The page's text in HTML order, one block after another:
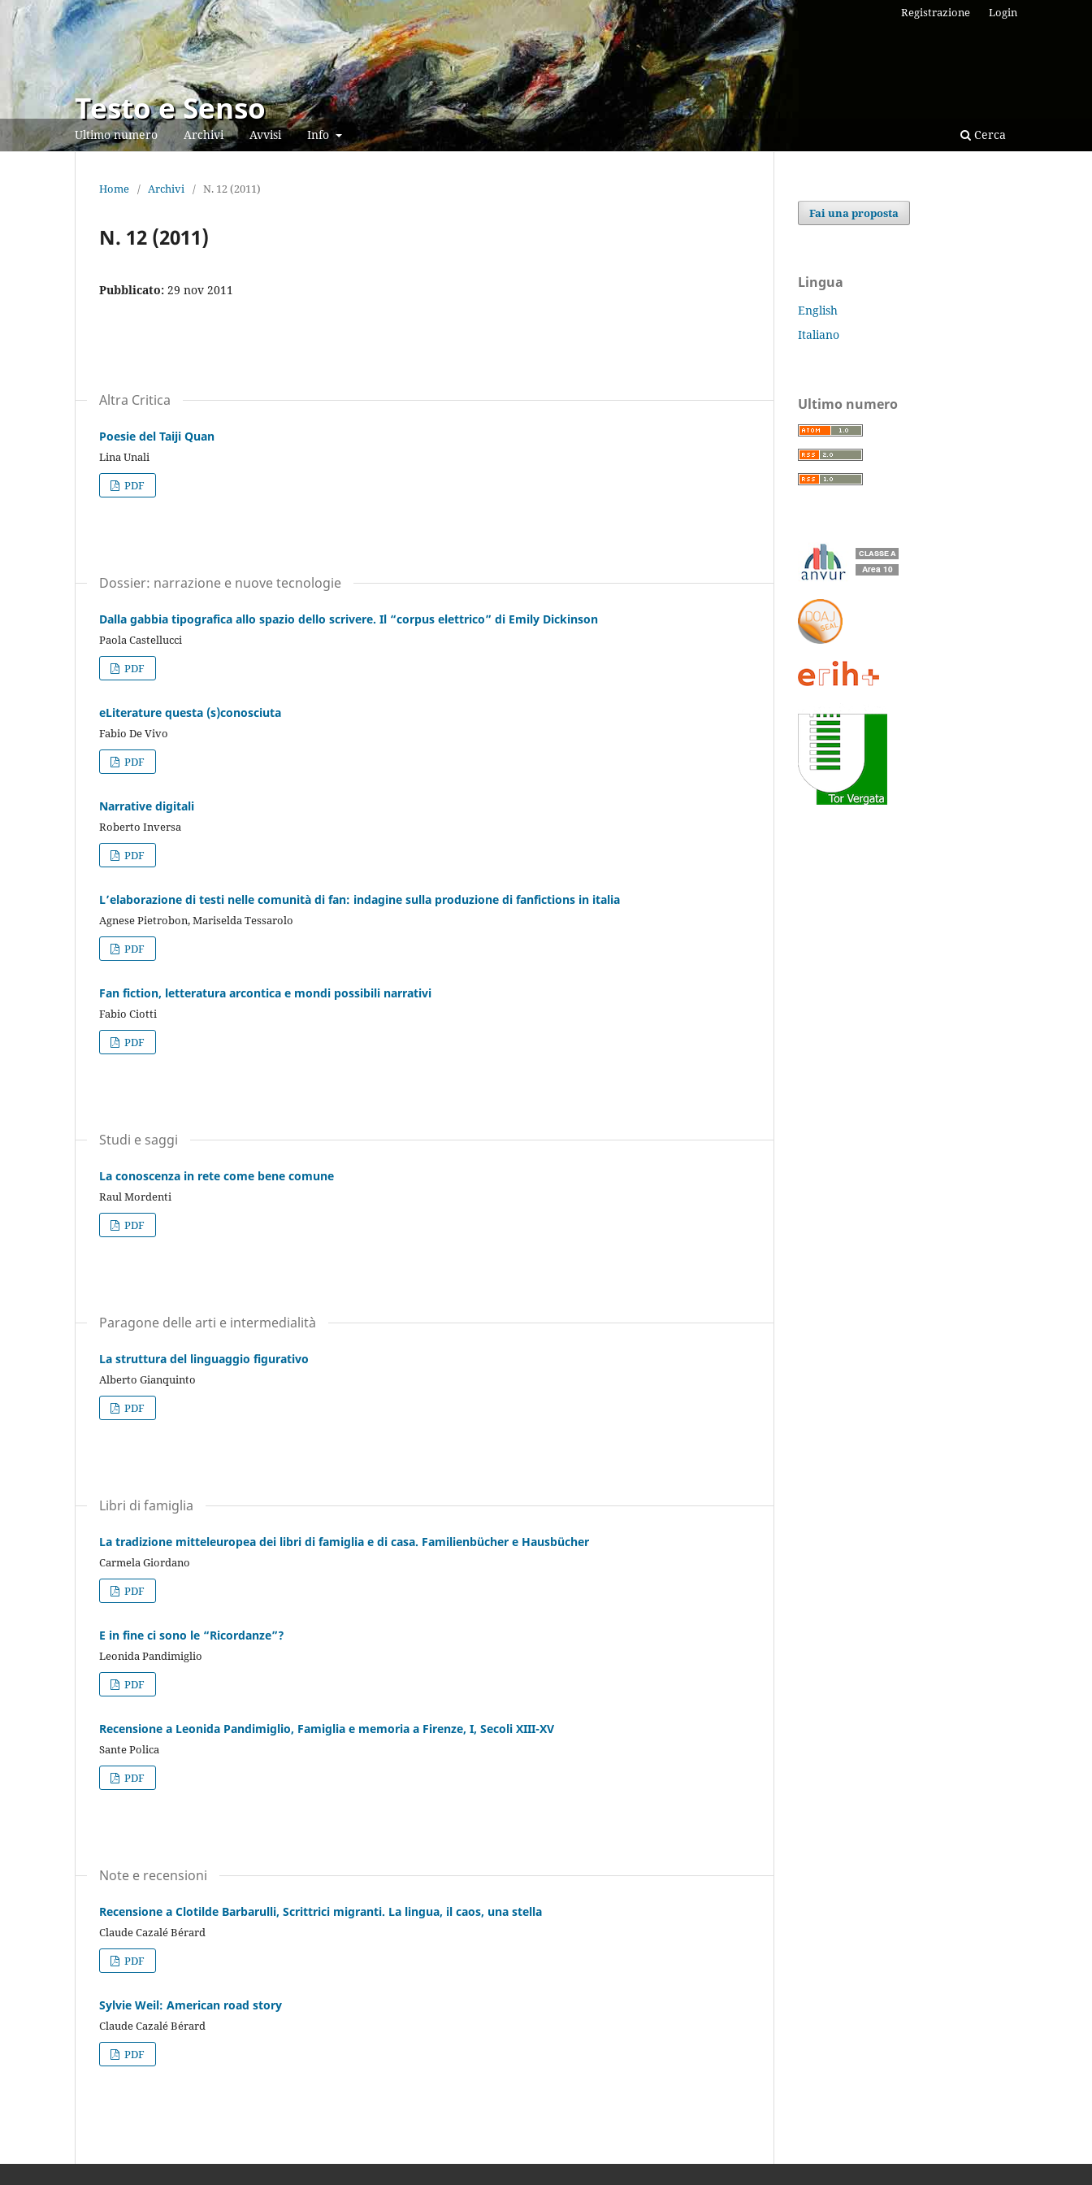
Testo e Senso
Ultimo numero Archivi Avvisi Info Cerca
Registrazione Login
Home / Archivi / N. 12 (2011)
N. 12 (2011)
Pubblicato: 29 nov 2011
Altra Critica
Poesie del Taiji Quan
Lina Unali
PDF
Dossier: narrazione e nuove tecnologie
Dalla gabbia tipografica allo spazio dello scrivere. Il “corpus elettrico” di Emily Dickinson
Paola Castellucci
PDF
eLiterature questa (s)conosciuta
Fabio De Vivo
PDF
Narrative digitali
Roberto Inversa
PDF
L’elaborazione di testi nelle comunità di fan: indagine sulla produzione di fanfictions in italia
Agnese Pietrobon, Mariselda Tessarolo
PDF
Fan fiction, letteratura arcontica e mondi possibili narrativi
Fabio Ciotti
PDF
Studi e saggi
La conoscenza in rete come bene comune
Raul Mordenti
PDF
Paragone delle arti e intermedialità
La struttura del linguaggio figurativo
Alberto Gianquinto
PDF
Libri di famiglia
La tradizione mitteleuropea dei libri di famiglia e di casa. Familienbücher e Hausbücher
Carmela Giordano
PDF
E in fine ci sono le “Ricordanze”?
Leonida Pandimiglio
PDF
Recensione a Leonida Pandimiglio, Famiglia e memoria a Firenze, I, Secoli XIII-XV
Sante Polica
PDF
Note e recensioni
Recensione a Clotilde Barbarulli, Scrittrici migranti. La lingua, il caos, una stella
Claude Cazalé Bérard
PDF
Sylvie Weil: American road story
Claude Cazalé Bérard
PDF
Fai una proposta
Lingua
English
Italiano
Ultimo numero